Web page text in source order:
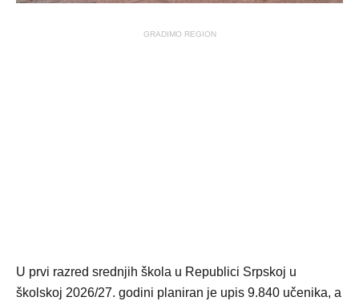
GRADIMO REGION
U prvi razred srednjih škola u Republici Srpskoj u
školskoj 2026/27. godini planiran je upis 9.840 učenika, a